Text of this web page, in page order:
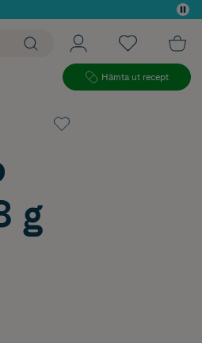
Hämta ut recept
g